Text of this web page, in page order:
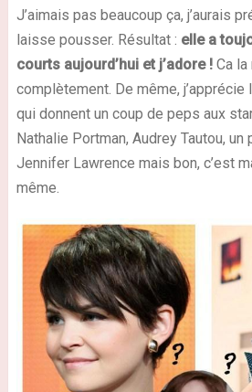
J’aimais pas beaucoup ça, j’aurais
laisse pousser. Résultat : elle a
courts aujourd’hui et j’adore !Ca la
complètement. De même,
qui donnent un coup de peps aux
Nathalie Portman, Audrey Tautou, un
Jennifer Lawrence mais bon, c’est
même.